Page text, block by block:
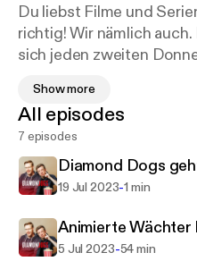
Du liebst Filme und
richtig! Wir nämlich
sich jeden zweiten
über liebgewonnene
und Serien sowie
rund ums Bewegtbild aus.
Wir sind ein spoilerfreier
einfach tiefer in den
wollen, markieren wir
Show more
All episodes
7 episodes
Diamond Dogs
19 Jul 2023-1 min
Animierte Wächter
5 Jul 2023-54 min